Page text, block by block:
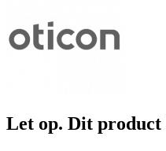
Let op. Dit product